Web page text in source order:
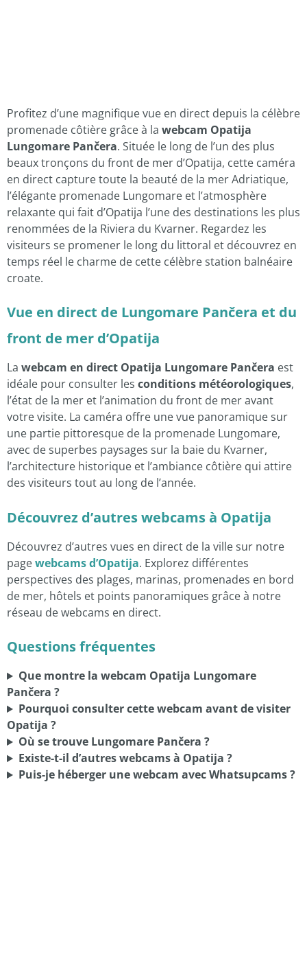
Profitez d’une magnifique vue en direct depuis la célèbre
promenade côtière grâce à la webcam Opatija
Lungomare Pančera. Située le long de l’un des plus
beaux tronçons du front de mer d’Opatija, cette caméra
en direct capture toute la beauté de la mer Adriatique,
l’élégante promenade Lungomare et l’atmosphère
relaxante qui fait d’Opatija l’une des destinations les plus
renommées de la Riviera du Kvarner. Regardez les
visiteurs se promener le long du littoral et découvrez en
temps réel le charme de cette célèbre station balnéaire
croate.
Vue en direct de Lungomare Pančera et du
front de mer d’Opatija
La webcam en direct Opatija Lungomare Pančera est
idéale pour consulter les conditions météorologiques,
l’état de la mer et l’animation du front de mer avant
votre visite. La caméra offre une vue panoramique sur
une partie pittoresque de la promenade Lungomare,
avec de superbes paysages sur la baie du Kvarner,
l’architecture historique et l’ambiance côtière qui attire
des visiteurs tout au long de l’année.
Découvrez d’autres webcams à Opatija
Découvrez d’autres vues en direct de la ville sur notre
pagewebcams d’Opatija. Explorez différentes
perspectives des plages, marinas, promenades en bord
de mer, hôtels et points panoramiques grâce à notre
réseau de webcams en direct.
Questions fréquentes
Que montre la webcam Opatija Lungomare
Pančera ?
Pourquoi consulter cette webcam avant de visiter
Opatija ?
Où se trouve Lungomare Pančera ?
Existe-t-il d’autres webcams à Opatija ?
Puis-je héberger une webcam avec Whatsupcams ?